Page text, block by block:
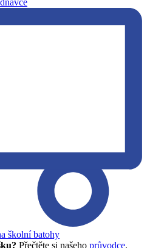
školní batohy
Přečtěte si našeho průvodce.